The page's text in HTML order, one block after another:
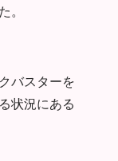
。
バスターを
状況にある